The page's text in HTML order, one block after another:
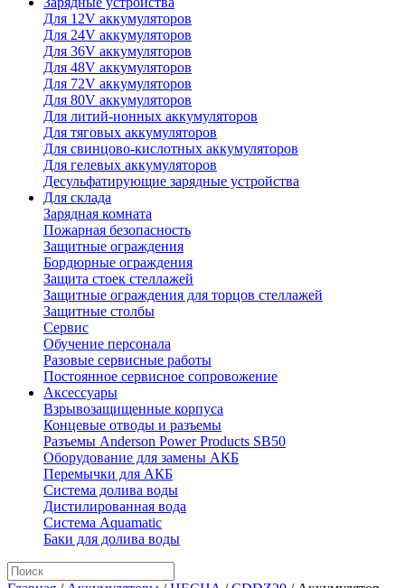
Для 12V аккумуляторов
Для 24V аккумуляторов
Для 36V аккумуляторов
Для 48V аккумуляторов
Для 72V аккумуляторов
Для 80V аккумуляторов
Для литий-ионных аккумуляторов
Для тяговых аккумуляторов
Для свинцово-кислотных аккумуляторов
Для гелевых аккумуляторов
Десульфатирующие зарядные устройства
Для склада
Зарядная комната
Пожарная безопасность
Защитные ограждения
Бордюрные ограждения
Защита стоек стеллажей
Защитные ограждения для торцов стеллажей
Защитные столбы
Сервис
Обучение персонала
Разовые сервисные работы
Постоянное сервисное сопровожение
Аксессуары
Взрывозащищенные корпуса
Концевые отводы и разъемы
Разъемы Anderson Power Products SB50
Оборудование для замены АКБ
Перемычки для АКБ
Система долива воды
Дистилированная вода
Система Aquamatic
Баки для долива воды